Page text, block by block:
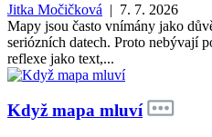
Jitka Močičková | 7. 7. 2026
Mapy jsou často vnímány jako
seriózních datech. Proto nebývají
reflexe jako text,...
Když mapa mluví